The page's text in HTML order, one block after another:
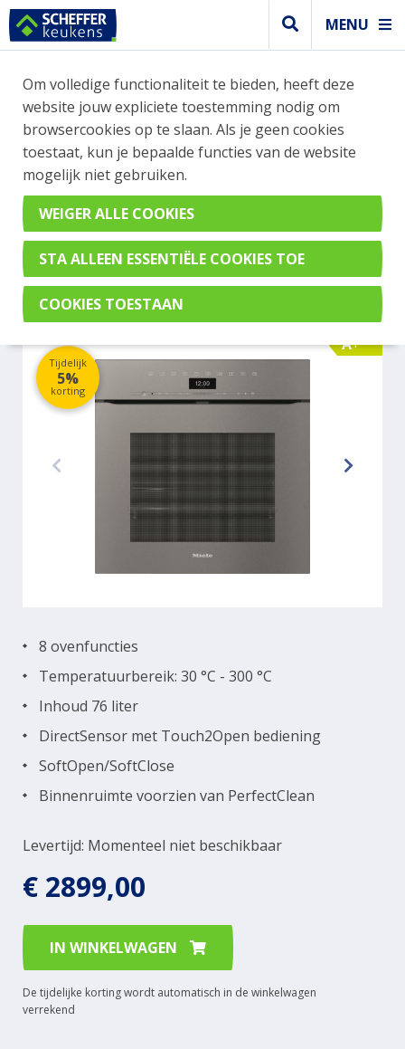
MENU
WEBSHOP BESTELLINGEN
Je kan tijdelijk geen bestelling plaatsen. Wil je je
vast oriënteren? Vergelijk eenvoudig apparaten
en merken met elkaar. Klik hier voor meer
informatie.
Oven
MIELE H7464BPXGRGR
Tijdelijk
5%
korting
A+
Levertijd: Momenteel niet beschikbaar
8 ovenfuncties
Temperatuurbereik: 30 °C - 300 °C
Inhoud 76 liter
DirectSensor met Touch2Open bediening
SoftOpen/SoftClose
Binnenruimte voorzien van PerfectClean
€ 2899,00
IN WINKELWAGEN
De tijdelijke korting wordt automatisch in de winkelwagen
verrekend
Om volledige functionaliteit te bieden, heeft deze
website jouw expliciete toestemming nodig om
browsercookies op te slaan. Als je geen cookies
toestaat, kun je bepaalde functies van de website
mogelijk niet gebruiken.